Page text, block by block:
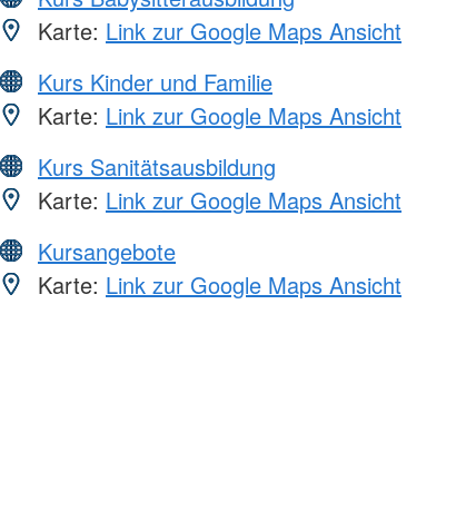
Karte: Link zur Google Maps Ansicht
Kurs Kinder und Familie
Karte: Link zur Google Maps Ansicht
Kurs Sanitätsausbildung
Karte: Link zur Google Maps Ansicht
Kursangebote
Karte: Link zur Google Maps Ansicht